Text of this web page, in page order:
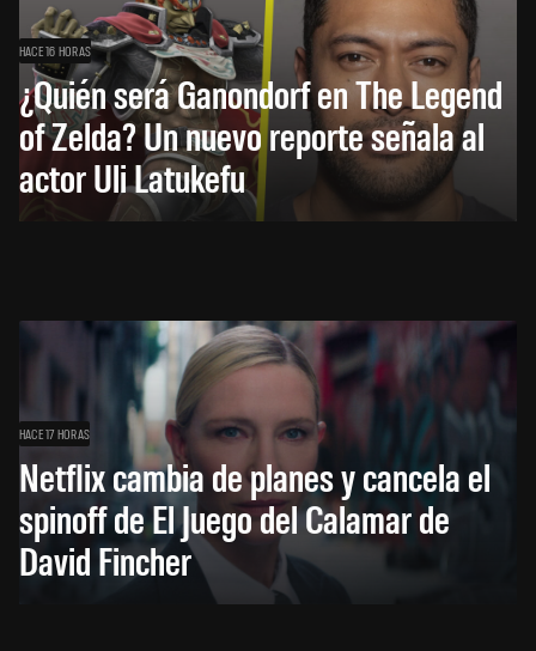
HACE 16 HORAS
¿Quién será Ganondorf en The Legend
of Zelda? Un nuevo reporte señala al
actor Uli Latukefu
HACE 17 HORAS
Netflix cambia de planes y cancela el
spinoff de El Juego del Calamar de
David Fincher